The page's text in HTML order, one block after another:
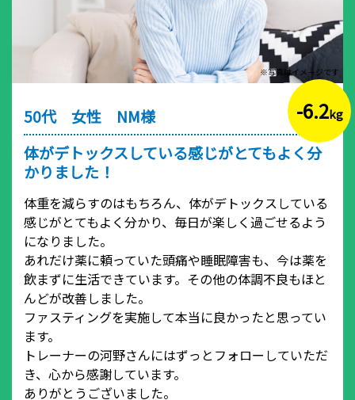
※写真はイメージです
-6.2kg
50代 女性 NM様
体がデトックスしている感じがとてもよく分
かりました！
体重を減らすのはもちろん、体がデトックスしている
感じがとてもよく分かり、毎日が楽しく過ごせるよう
になりました。
あれだけ薬に頼っていた頭痛や睡眠障害も、今は薬を
飲まずに生活できています。その他の体調不良もほと
んどが改善しました。
ファスティングを実施して本当に良かったと思ってい
ます。
トレーナーの河野さんにはずっとフォローしていただ
き、心から感謝しています。
ありがとうございました。